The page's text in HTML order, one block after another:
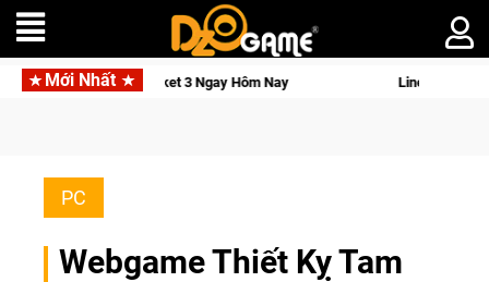
Mới Nhất
3 Ngay Hôm Nay Lineage W – Quyền lực và tài phú
PC
Webgame Thiết Kỵ Tam